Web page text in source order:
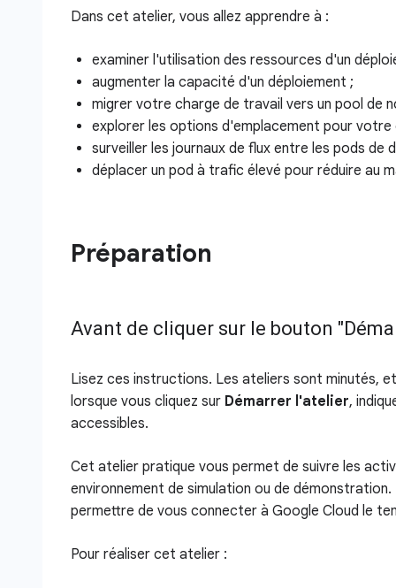
Dans cet atelier, vous allez apprendre à :
examiner l'utilisation des ressources d'un
augmenter la capacité d'un déploiement ;
migrer votre charge de travail vers un pool de
explorer les options d'emplacement pour votre
surveiller les journaux de flux entre les pods de
déplacer un pod à trafic élevé pour réduire au
Préparation
Avant de cliquer sur le bouton
Lisez ces instructions. Les ateliers sont minutés,
lorsque vous cliquez sur Démarrer l'atelier,
accessibles.
Cet atelier pratique vous permet de suivre les
environnement de simulation ou de
permettre de vous connecter à Google Cloud le
Pour réaliser cet atelier :